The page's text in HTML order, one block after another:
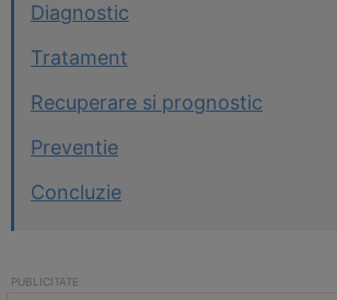
Diagnostic
Tratament
Recuperare si prognostic
Preventie
Concluzie